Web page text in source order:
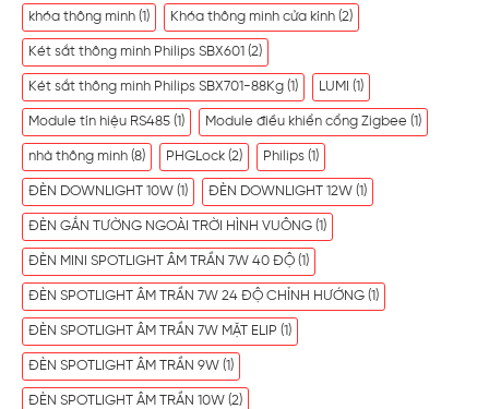
khóa thông minh (1) Khóa thông minh cửa kính (2)
Két sắt thông minh Philips SBX601 (2)
Két sắt thông minh Philips SBX701-88Kg (1) LUMI (1)
Module tín hiệu RS485 (1) Module điều khiển cổng Zigbee (1)
nhà thông minh (8) PHGLock (2) Philips (1)
ĐÈN DOWNLIGHT 10W (1) ĐÈN DOWNLIGHT 12W (1)
ĐÈN GẮN TƯỜNG NGOÀI TRỜI HÌNH VUÔNG (1)
ĐÈN MINI SPOTLIGHT ÂM TRẦN 7W 40 ĐỘ (1)
ĐÈN SPOTLIGHT ÂM TRẦN 7W 24 ĐỘ CHỈNH HƯỚNG (1)
ĐÈN SPOTLIGHT ÂM TRẦN 7W MẶT ELIP (1)
ĐÈN SPOTLIGHT ÂM TRẦN 9W (1)
ĐÈN SPOTLIGHT ÂM TRẦN 10W (2)